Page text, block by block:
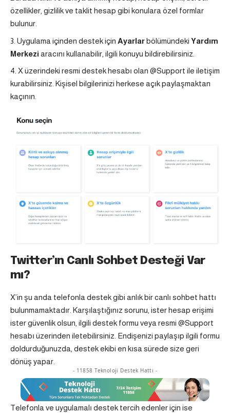
özellikler, gizlilik ve taklit hesap gibi konulara özel formlar
bulunur.
Uygulama içinden destek için Ayarlarbölümündeki Yardım
Merkezi aracını kullanabilir, ilgili konuyu bildirebilirsiniz.
X üzerindeki resmi destek hesabı olan @Support ile iletişim
kurabilirsiniz. Kişisel bilgilerinizi herkese açık paylaşmaktan
kaçının.
Twitter’ın Canlı Sohbet Desteği Var
mı?
X’in şu anda telefonla destek gibi anlık bir canlı sohbet hattı
bulunmamaktadır. Karşılaştığınız sorunu, ister hesap erişimi
ister güvenlik olsun, ilgili destek formu veya resmi @Support
hesabı üzerinden iletebilirsiniz. Endişenizi paylaşıp ilgili formu
doldurduğunuzda, destek ekibi en kısa sürede size geri
dönüş yapar.
- 11858 Teknoloji Destek Hattı -
Telefonla ve uygulamalı destek tercih edenler için ise